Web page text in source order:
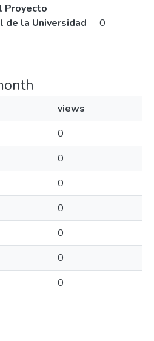
Proyecto
de la Universidad
0
views
0
0
0
0
0
0
0